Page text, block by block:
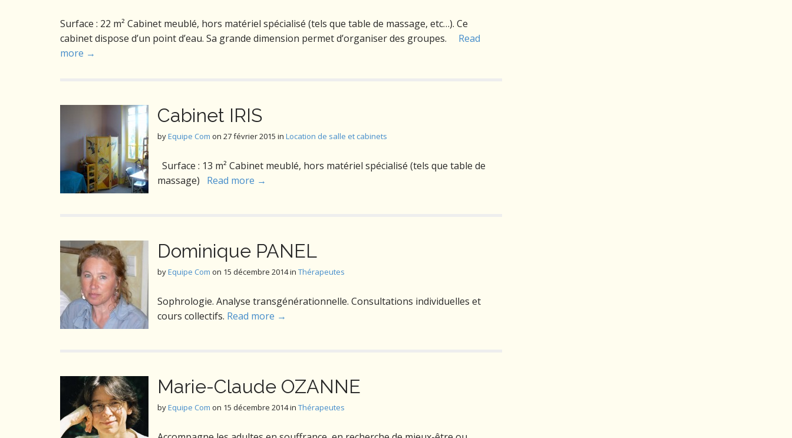
Surface : 22 m² Cabinet meublé, hors matériel spécialisé (tels que table de massage, etc…). Ce
cabinet dispose d’un point d’eau. Sa grande dimension permet d’organiser des groupes. Read
more →
Cabinet IRIS
byEquipe Com on 27 février 2015 in Location de salle et cabinets
Surface : 13 m² Cabinet meublé, hors matériel spécialisé (tels que table de
massage) Read more →
Dominique PANEL
byEquipe Com on 15 décembre 2014in Thérapeutes
Sophrologie. Analyse transgénérationnelle. Consultations individuelles et
cours collectifs. Read more →
Marie-Claude OZANNE
byEquipe Com on 15 décembre 2014in Thérapeutes